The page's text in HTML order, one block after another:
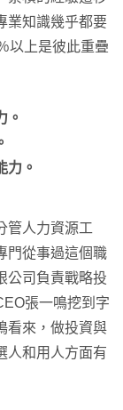
業知識幾乎都要
以上是彼此重疊
。
力。
管人力資源工
門從事過這個職
公司負責戰略投
張一鳴挖到字
看來，做投資與
人和用人方面有